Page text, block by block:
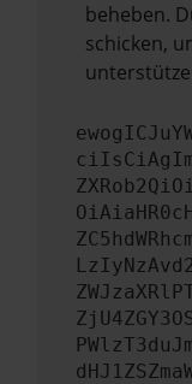
beheben.
schicken,